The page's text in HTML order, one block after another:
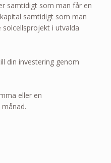
samtidigt som man får en
samtidigt som man
solcellsprojekt i utvalda
din investering genom
eller en